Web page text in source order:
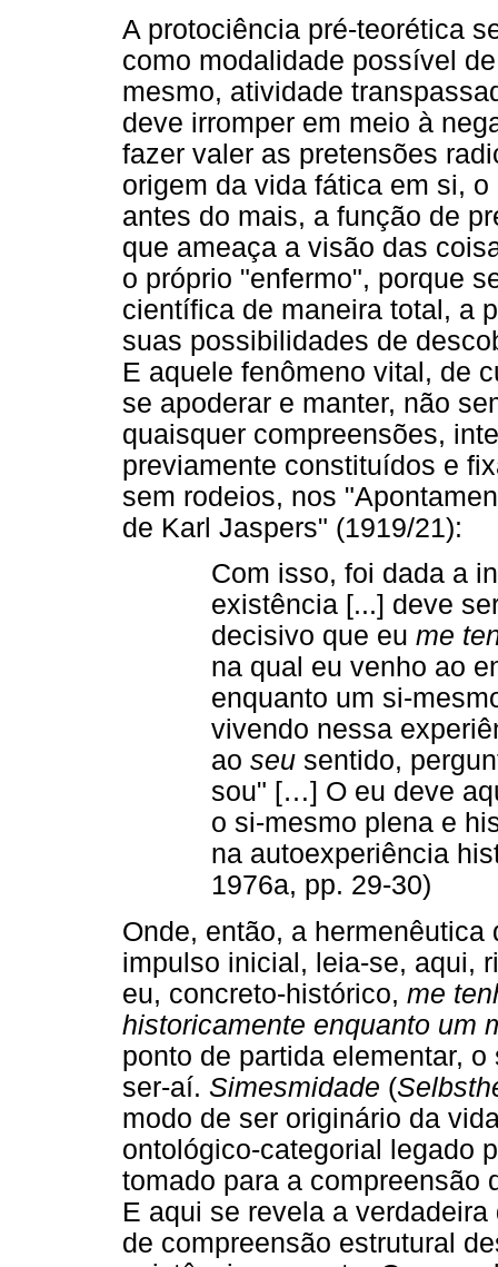
A protociência pré-teorética
como modalidade possível
mesmo, atividade
deve irromper em meio à
fazer valer as pretensões
origem da vida fática em si,
antes do mais, a função de
que ameaça a visão das
o próprio "enfermo", porque
científica de maneira total, a
suas possibilidades de
E aquele fenômeno vital, de
se apoderar e manter, não
quaisquer compreensões,
previamente constituídos e
sem rodeios, nos
de Karl Jaspers" (1919/21):
Com isso, foi dada a
existência [...] deve
decisivo que eu me
na qual eu venho ao
enquanto um si-
vivendo nessa
ao seu sentido,
sou" […] O eu deve
o si-mesmo plena e
na autoexperiência
1976a, pp. 29-30)
Onde, então, a
impulso inicial, leia-se, aqui,
eu, concreto-histórico, me
historicamente enquanto um
ponto de partida elementar,
ser-aí. Simesmidade (
modo de ser originário da
ontológico-categorial legado
tomado para a compreensão
E aqui se revela a
de compreensão estrutural